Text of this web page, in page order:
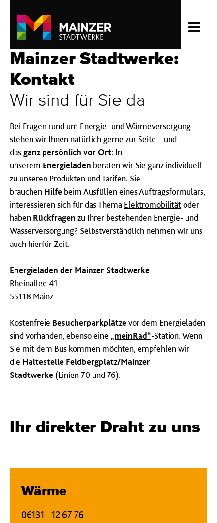
Mainzer Stadtwerke:
Kontakt
Wir sind für Sie da
Bei Fragen rund um Energie- und Wärmeversorgung
stehen wir Ihnen natürlich gerne zur Seite – und
dasganz persönlich vor Ort: In
unserem Energieladen beraten wir Sie ganz individuell
zu unseren Produkten und Tarifen. Sie
brauchen Hilfe beim Ausfüllen eines Auftragsformulars,
interessieren sich für das Thema Elektromobilitätoder
haben Rückfragen zu Ihrer bestehenden Energie- und
Wasserversorgung? Selbstverständlich nehmen wir uns
auch hierfür Zeit.
Energieladen der Mainzer Stadtwerke
Rheinallee 41
55118 Mainz
Kostenfreie Besucherparkplätzevor dem Energieladen
sind vorhanden, ebenso eine „meinRad“-Station. Wenn
Sie mit dem Bus kommen möchten, empfehlen wir
die Haltestelle Feldbergplatz/Mainzer
Stadtwerke (Linien 70 und 76).
Ihr direkter Draht zu uns
Wärme
06131 - 12 67 76